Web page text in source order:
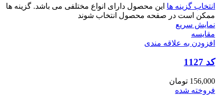
انتخاب گزینه ها این محصول دارای انواع مختلفی می باشد. گزینه ها
ممکن است در صفحه محصول انتخاب شوند
نمایش سریع
مقايسه
افزودن به علاقه مندی
کد 1127
156,000 تومان
فروخته شده